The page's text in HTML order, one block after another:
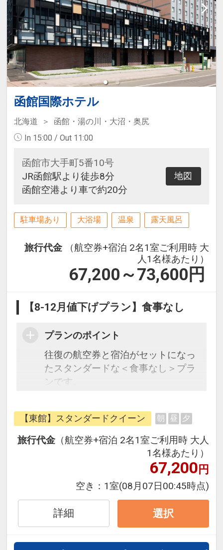
函館国際ホテル
北海道
函館・湯の川・大沼・奥尻
In 15:00 / Out 11:00
函館市大手町5番10号
JR函館駅より徒歩8分
函館空港より車で約20分
地図
駐車場あり 大浴場 温泉 露天風呂
旅行代金
（航空券+宿泊 2名1室ご利用時 大
人1名様あたり）
67,200～73,600 円
【8-12月値下げプラン】食事なし
プランのポイント
往復の航空券と宿泊がセットになっ
たスタンダードな＜食事なし＞プラ
ンです。
できるダイナミックパッケージだか
ら、一都市滞在はもちろん周遊旅行
にも最適！
旅行期間中の1泊だけの宿泊や延
泊・飛び泊なども自由自在です。
フライトは、安心のJAL（または
JALグループ）確約！フライトマイ
ル50%貯まります。
オプションでレンタカーや現地交
通・体験プランなどの追加（同時予
約）が可能なプランもございます。
【東館】スタンダードクイーン 朝 昼 夕
旅行代金 （航空券+宿泊 2名1室ご利用時 大人
1名様あたり）
67,200円
空き： 1室(08月07日00:45時点)
詳細 選択